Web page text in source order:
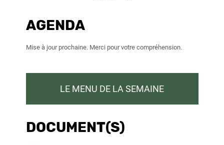
AGENDA
Mise à jour prochaine. Merci pour votre compréhension.
LE MENU DE LA SEMAINE
DOCUMENT(S)